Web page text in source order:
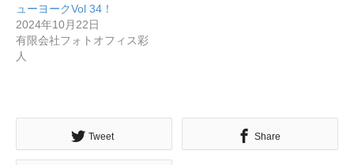
ューヨークVol 34！
2024年10月22日
有限会社フォトオフィス彩
人
Tweet Share